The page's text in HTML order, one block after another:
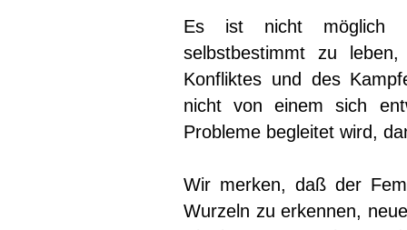
Es ist nicht möglich
selbstbestimmt zu
Konfliktes und des
nicht von einem sich
Probleme begleitet wird,
Wir merken, daß der
Wurzeln zu erkennen,